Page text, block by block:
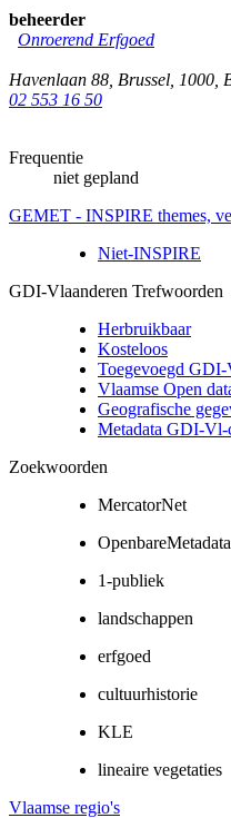
beheerder
Onroerend Erfgoed
Havenlaan 88 Brussel 1000
02 553 16 50
Frequentie
niet gepland
GEMET - INSPIRE themes,
Niet-INSPIRE
GDI-Vlaanderen Trefwoorden
Herbruikbaar
Kosteloos
Toegevoegd
Vlaamse Open
Geografische
Metadata GDI-Vl-
Zoekwoorden
MercatorNet
OpenbareMetadata
1-publiek
landschappen
erfgoed
cultuurhistorie
KLE
lineaire vegetaties
Vlaamse regio's